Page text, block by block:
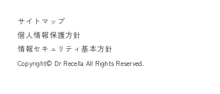
サイトマップ
個人情報保護方針
情報セキュリティ基本方針
Copyright© Dr Recella All Rights Reserved.